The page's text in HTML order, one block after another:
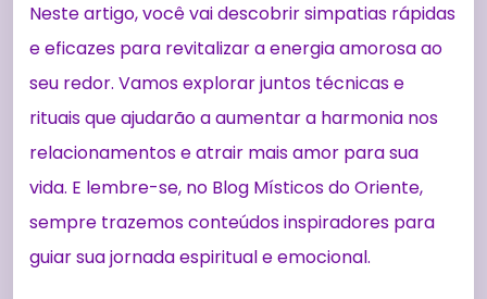
Neste artigo, você vai descobrir simpatias rápidas
e eficazes para revitalizar a energia amorosa ao
seu redor. Vamos explorar juntos técnicas e
rituais que ajudarão a aumentar a harmonia nos
relacionamentos e atrair mais amor para sua
vida. E lembre-se, no Blog Místicos do Oriente,
sempre trazemos conteúdos inspiradores para
guiar sua jornada espiritual e emocional.